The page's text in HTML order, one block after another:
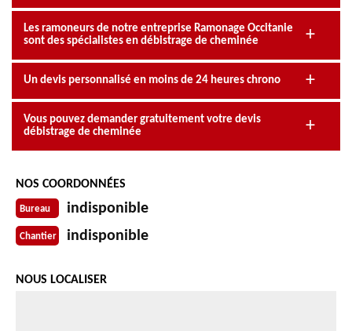
Les ramoneurs de notre entreprise Ramonage Occitanie
sont des spécialistes en débistrage de cheminée
Un devis personnalisé en moins de 24 heures chrono
Vous pouvez demander gratuitement votre devis
débistrage de cheminée
NOS COORDONNÉES
Bureau indisponible
Chantier indisponible
NOUS LOCALISER